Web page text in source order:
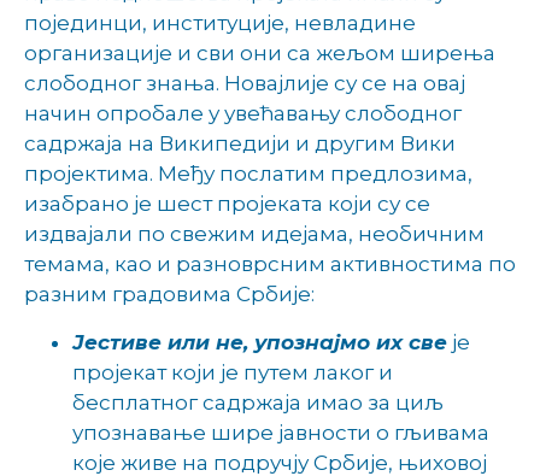
појединци, институције, невладине
организације и сви они са жељом ширења
слободног знања. Новајлије су се на овај
начин опробале у увећавању слободног
садржаја на Википедији и другим Вики
пројектима. Међу послатим предлозима,
изабрано је шест пројеката који су се
издвајали по свежим идејама, необичним
темама, као и разноврсним активностима по
разним градовима Србије:
Јестиве или не, упознајмо их све је
пројекат који је путем лаког и
бесплатног садржаја имао за циљ
упознавање шире јавности о гљивама
које живе на подручју Србије, њиховој